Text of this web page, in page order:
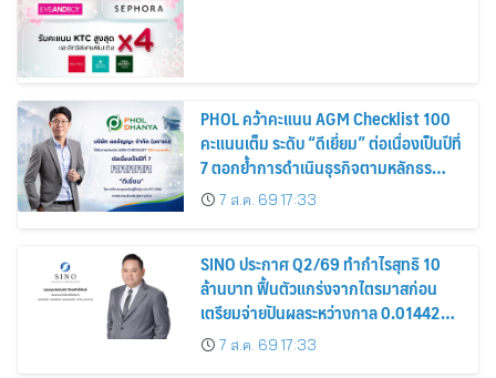
PHOL คว้าคะแนน AGM Checklist 100
คะแนนเต็ม ระดับ “ดีเยี่ยม” ต่อเนื่องเป็นปีที่
7 ตอกย้ำการดำเนินธุรกิจตามหลักธร
รมาภิบาล โปร่งใส สร้างความเชื่อมั่นผู้ถือ
หุ้น
7 ส.ค. 69 17:33
SINO ประกาศ Q2/69 ทำกำไรสุทธิ 10
ล้านบาท ฟื้นตัวแกร่งจากไตรมาสก่อน
เตรียมจ่ายปันผลระหว่างกาล 0.014423
บาทต่อหุ้น ครึ่งปีหลังมุ่งเติบโตต่อเนื่อง
7 ส.ค. 69 17:33